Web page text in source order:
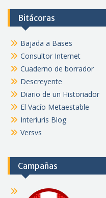
Bitácoras
Bajada a Bases
Consultor Internet
Cuaderno de borrador
Descreyente
Diario de un Historiador
El Vacío Metaestable
Interiuris Blog
Versvs
Campañas